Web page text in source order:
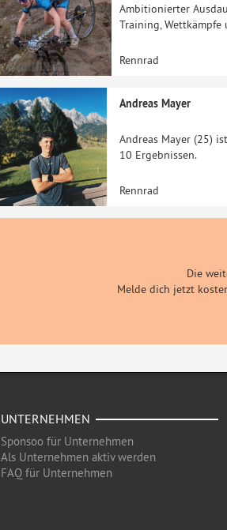
Ambitionierter
Training,
Rennrad
Andreas Mayer
Andreas Mayer (25)
10 Ergebnissen.
Rennrad
Die
Melde dich jetzt
UNTERNEHMEN
Sponsoo für Unternehmen
Als Unternehmen aktiv werden
FAQ für Unternehmen